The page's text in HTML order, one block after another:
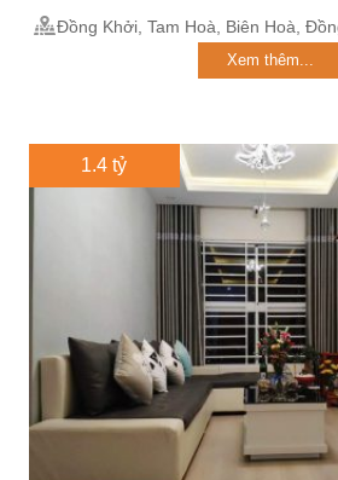
Đồng Khởi, Tam Hoà, Biên Hoà,
Xem thêm...
1.4 tỷ